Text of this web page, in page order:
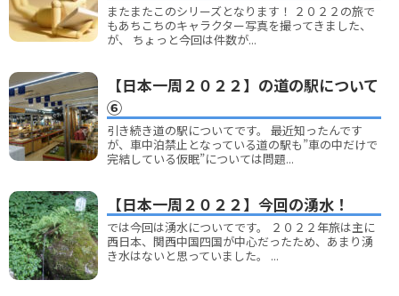
またまたこのシリーズとなります！ ２０２２の旅で
もあちこちのキャラクター写真を撮ってきました、
が、 ちょっと今回は件数が...
【日本一周２０２２】の道の駅について
⑥
引き続き道の駅についてです。 最近知ったんです
が、車中泊禁止となっている道の駅も”車の中だけで
完結している仮眠”については問題...
【日本一周２０２２】今回の湧水！
では今回は湧水についてです。 ２０２２年旅は主に
西日本、関西中国四国が中心だったため、あまり湧
き水はないと思っていました。 ...